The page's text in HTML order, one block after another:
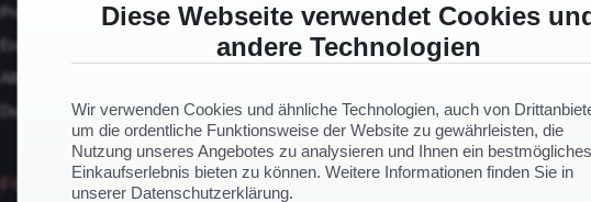
Produktkataloge
Ersatzteile nach Modell
Alfa Romeo 105 Ersatzteile
Downloads
FOLGE UNS
Diese Webseite verwendet Cookies
andere Technologien
Wir verwenden Cookies und ähnliche Technologien, auch von
um die ordentliche Funktionsweise der Website zu gewährleisten, die
Nutzung unseres Angebotes zu analysieren und Ihnen ein bestmögliches
Einkaufserlebnis bieten zu können. Weitere Informationen finden Sie in
unserer Datenschutzerklärung.